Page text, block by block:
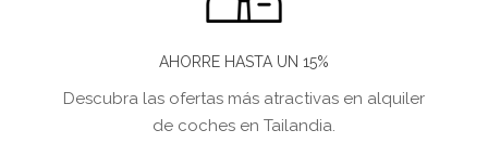
AHORRE HASTA UN 15%
Descubra las ofertas más atractivas en alquiler
de coches en Tailandia.